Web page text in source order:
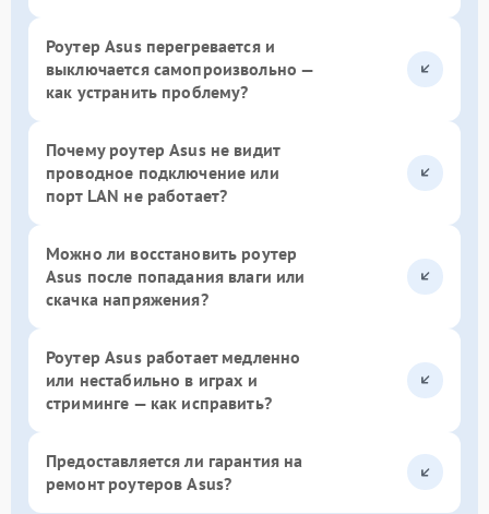
Роутер Asus перегревается и
выключается самопроизвольно —
как устранить проблему?
Почему роутер Asus не видит
проводное подключение или
порт LAN не работает?
Можно ли восстановить роутер
Asus после попадания влаги или
скачка напряжения?
Роутер Asus работает медленно
или нестабильно в играх и
стриминге — как исправить?
Предоставляется ли гарантия на
ремонт роутеров Asus?